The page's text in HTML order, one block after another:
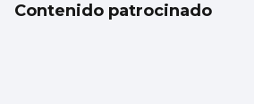
Contenido patrocinado